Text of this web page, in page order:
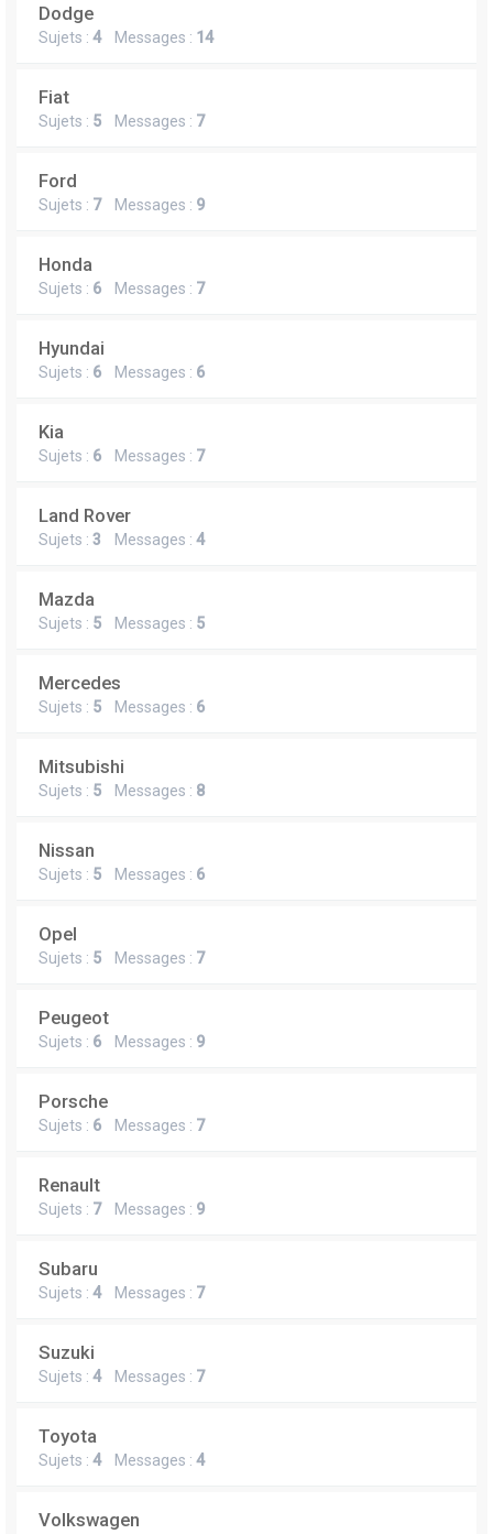
Dodge
Sujets : 4Messages : 14
Fiat
Sujets : 5 Messages : 7
Ford
Sujets : 7Messages : 9
Honda
Sujets : 6 Messages : 7
Hyundai
Sujets : 6 Messages : 6
Kia
Sujets : 6 Messages : 7
Land Rover
Sujets : 3 Messages : 4
Mazda
Sujets : 5 Messages : 5
Mercedes
Sujets : 5 Messages : 6
Mitsubishi
Sujets : 5 Messages : 8
Nissan
Sujets : 5 Messages : 6
Opel
Sujets : 5 Messages : 7
Peugeot
Sujets : 6 Messages : 9
Porsche
Sujets : 6 Messages : 7
Renault
Sujets : 7Messages : 9
Subaru
Sujets : 4Messages : 7
Suzuki
Sujets : 4Messages : 7
Toyota
Sujets : 4Messages : 4
Volkswagen